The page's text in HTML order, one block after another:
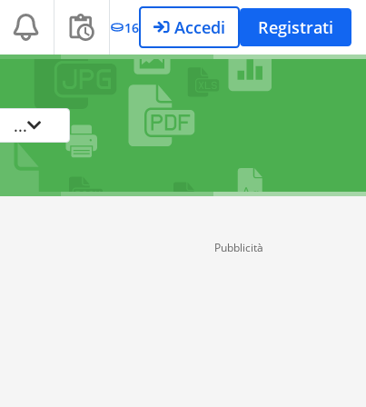
16 Accedi Registrati
...
Pubblicità